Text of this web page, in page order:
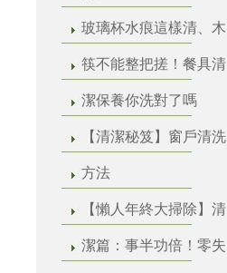
玻璃杯水痕這樣清、木
筷不能整把搓！餐具清
潔保養你洗對了嗎
【清潔秘笈】窗戶清洗
方法
【懶人年終大掃除】清
潔篇：事半功倍！零失